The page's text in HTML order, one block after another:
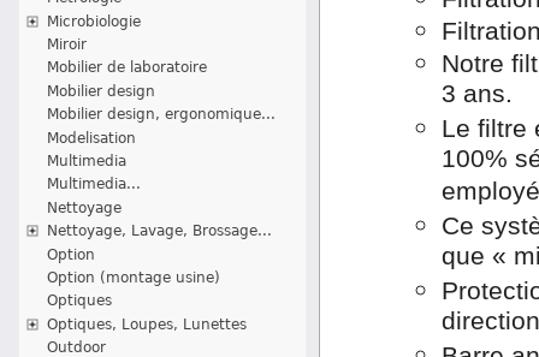
Microbiologie
Miroir
Mobilier de laboratoire
Mobilier design
Mobilier design, ergonomique...
Modelisation
Multimedia
Multimedia...
Nettoyage
Nettoyage, Lavage, Brossage...
Option
Option (montage usine)
Optiques
Optiques, Loupes, Lunettes
Outdoor
Notre
3 ans.
Le filtre
100%
Ce
que «